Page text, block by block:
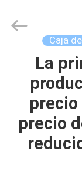
HOGAR
SOBRE
Limited.
Caja
La
precio